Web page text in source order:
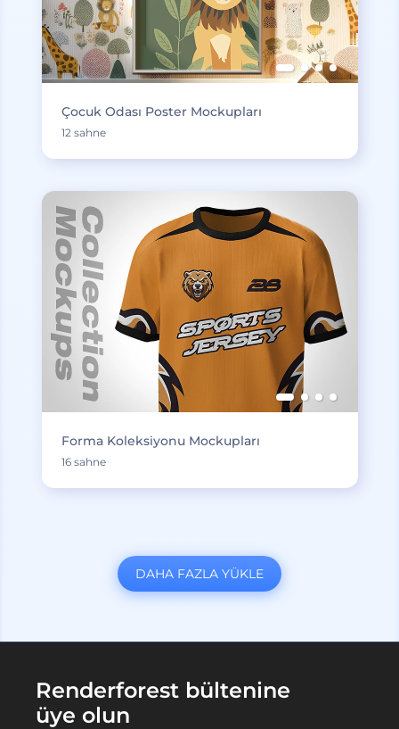
Çocuk Odası Poster Mockupları
12 sahne
Forma Koleksiyonu Mockupları
16 sahne
DAHA FAZLA YÜKLE
Renderforest bültenine
üye olun